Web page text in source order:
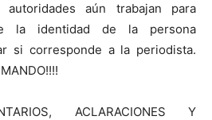
aún trabajan para
la identidad de la persona
si corresponde a la periodista.
ACLARACIONES Y